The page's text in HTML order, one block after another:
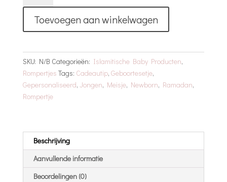
Ramadan
Rompertje
Toevoegen aan winkelwagen
SKU: N/B Categorieën: Islamitische Baby Producten,
Rompertjes Tags: Cadeautip, Geboortesetje,
Gepersonaliseerd, Jongen, Meisje, Newborn, Ramadan,
Rompertje
Beschrijving
Aanvullende informatie
Beoordelingen (0)